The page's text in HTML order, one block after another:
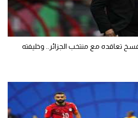
تعاقده مع منتخب الجزائر.. وخليفته